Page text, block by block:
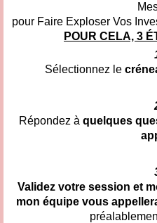
pour Faire Exploser Vos
POUR CELA, 3
Sélectionnez le
Répondez à quelques
Validez votre session et
mon équipe vous